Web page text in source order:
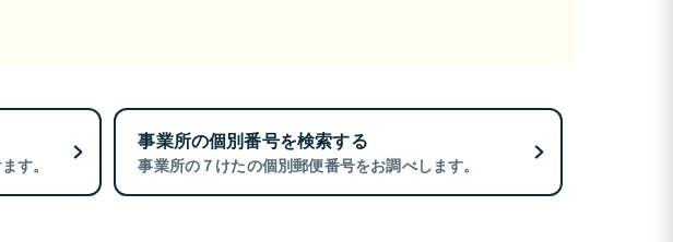
す。
事業所の個別番号を検索する
事業所の７けたの個別郵便番号をお調べします。